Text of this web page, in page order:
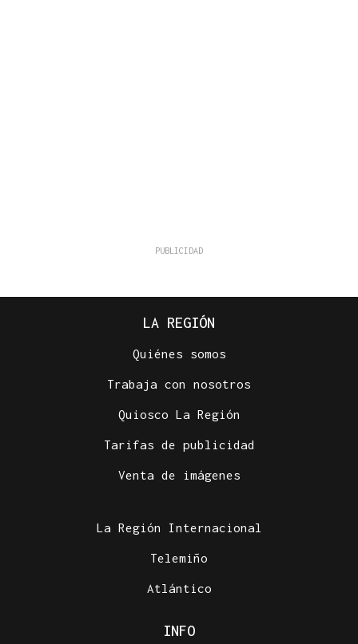
LA REGIÓN
Quiénes somos
Trabaja con nosotros
Quiosco La Región
Tarifas de publicidad
Venta de imágenes
La Región Internacional
Telemiño
Atlántico
INFO